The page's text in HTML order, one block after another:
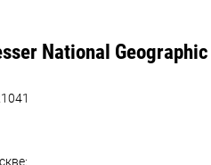
National